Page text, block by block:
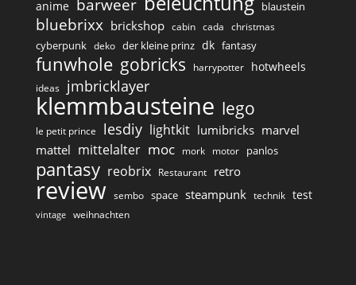
anime barweer blaustein
bluebrixx brickshop cabin cada christmas
cyberpunk deko der kleine prinz dk fantasy
funwhole gobricks harrypotter hotwheels
ideas jmbricklayer
klemmbausteine lego
le petit prince lesdiy lightkit lumibricks marvel
mattel mittelalter moc mork motor panlos
pantasy reobrix Restaurant retro
review sembo space steampunk technik test
vintage weihnachten